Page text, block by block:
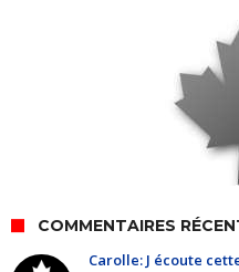
COMMENTAIRES
Carolle: J écoute